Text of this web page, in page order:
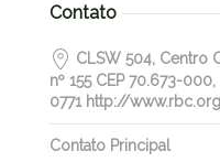
Contato
CLSW 504, Centro
nº 155 CEP 70.673-
0771 http://
Contato Principal